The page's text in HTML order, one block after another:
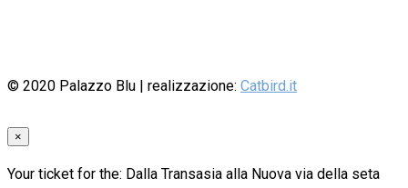
© 2020 Palazzo Blu | realizzazione: Catbird.it
×
Your ticket for the: Dalla Transasia alla Nuova via della seta